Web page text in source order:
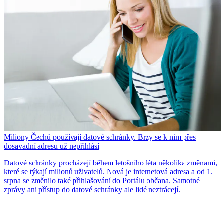
Miliony Čechů používají datové schránky. Brzy se k nim přes
dosavadní adresu už nepřihlásí
Datové schránky procházejí během letošního léta několika změnami,
které se týkají milionů uživatelů. Nová je internetová adresa a od 1.
srpna se změnilo také přihlašování do Portálu občana. Samotné
zprávy ani přístup do datové schránky ale lidé neztrácejí.